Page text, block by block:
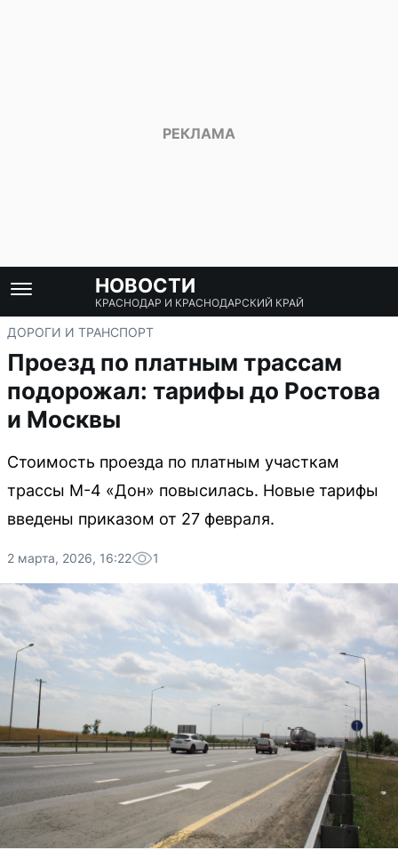
НОВОСТИ
КРАСНОДАР И КРАСНОДАРСКИЙ КРАЙ
ДОРОГИ И ТРАНСПОРТ
Проезд по платным трассам
подорожал: тарифы до Ростова
и Москвы
Стоимость проезда по платным участкам
трассы М-4 «Дон» повысилась. Новые тарифы
введены приказом от 27 февраля.
2 марта, 2026, 16:22 1